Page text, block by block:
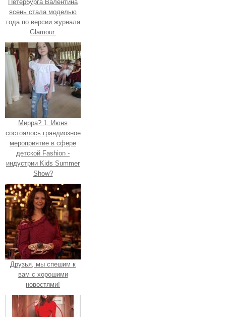
Петербурга Валентина
ясень стала моделью
года по версии журнала
Glamour.
Мирра? 1. Июня
состоялось грандиозное
мероприятие в сфере
детской Fashion -
индустрии Kids Summer
Show?
Друзья, мы спешим к
вам с хорошими
новостями!